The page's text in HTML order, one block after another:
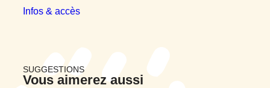
Infos & accès
SUGGESTIONS
Vous aimerez aussi